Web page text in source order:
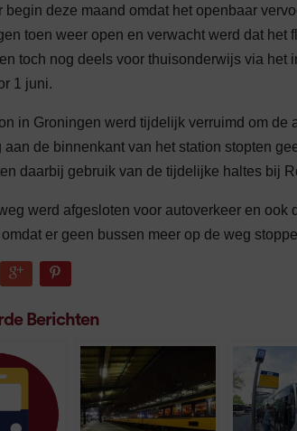
begin deze maand omdat het openbaar
toen weer open en verwacht werd dat het
toch nog deels voor thuisonderwijs via het
1 juni.
in Groningen werd tijdelijk verruimd om
aan de binnenkant van het station stopten
daarbij gebruik van de tijdelijke haltes bij
werd afgesloten voor autoverkeer en
er geen bussen meer op de weg
Berichten